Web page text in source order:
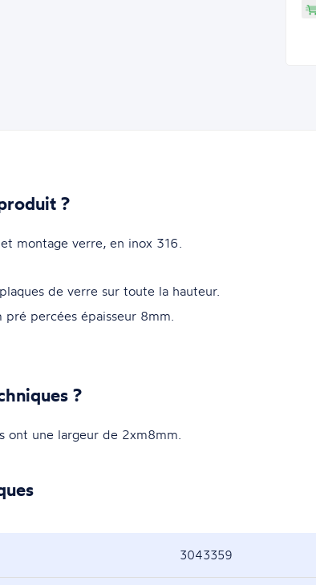
?
montage verre, en inox 316.
de verre sur toute la hauteur.
percées épaisseur 8mm.
?
une largeur de 2xm8mm.
3043359